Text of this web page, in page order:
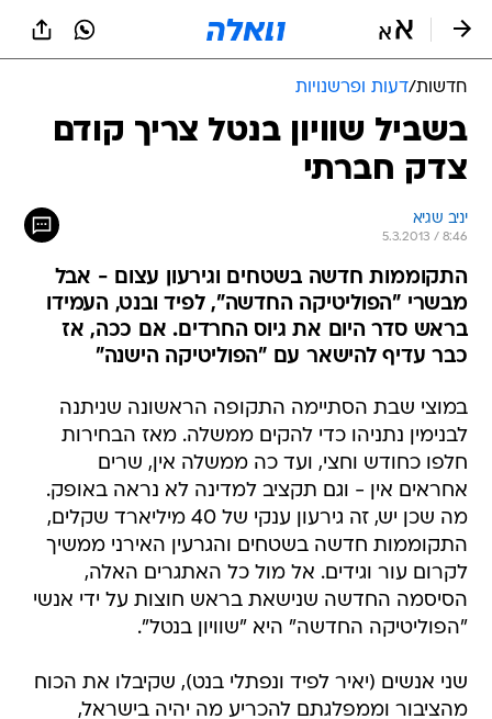
חדשות/דעות ופרשנויות
בשביל שוויון בנטל צריך קודם
צדק חברתי
יניב שגיא
5.3.2013 / 8:46
התקוממות חדשה בשטחים וגירעון עצום - אבל
מבשרי "הפוליטיקה החדשה", לפיד ובנט, העמידו
בראש סדר היום את גיוס החרדים. אם ככה, אז
כבר עדיף להישאר עם "הפוליטיקה הישנה"
במוצי שבת הסתיימה התקופה הראשונה שניתנה
לבנימין נתניהו כדי להקים ממשלה. מאז הבחירות
חלפו כחודש וחצי, ועד כה ממשלה אין, שרים
אחראים אין - וגם תקציב למדינה לא נראה באופק.
מה שכן יש, זה גירעון ענקי של 40 מיליארד שקלים,
התקוממות חדשה בשטחים והגרעין האירני ממשיך
לקרום עור וגידים. אל מול כל האתגרים האלה,
הסיסמה החדשה שנישאת בראש חוצות על ידי אנשי
"הפוליטיקה החדשה" היא "שוויון בנטל".
שני אנשים (יאיר לפיד ונפתלי בנט), שקיבלו את הכוח
מהציבור וממפלגתם להכריע מה יהיה בישראל,